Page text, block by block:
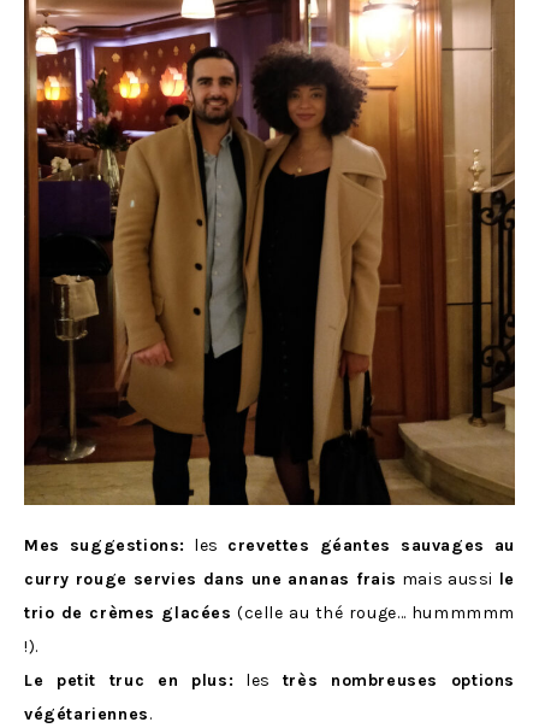
Mes suggestions: les crevettes géantes sauvages au
curry rouge servies dans une ananas frais mais aussi le
trio de crèmes glacées (celle au thé rouge… hummmmm
!).
Le petit truc en plus: les très nombreuses options
végétariennes.